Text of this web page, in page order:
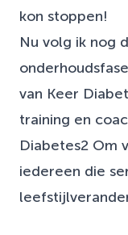
kon stoppen!
Nu volg ik nog
van Keer
training en
Diabetes2 Om
iedereen die